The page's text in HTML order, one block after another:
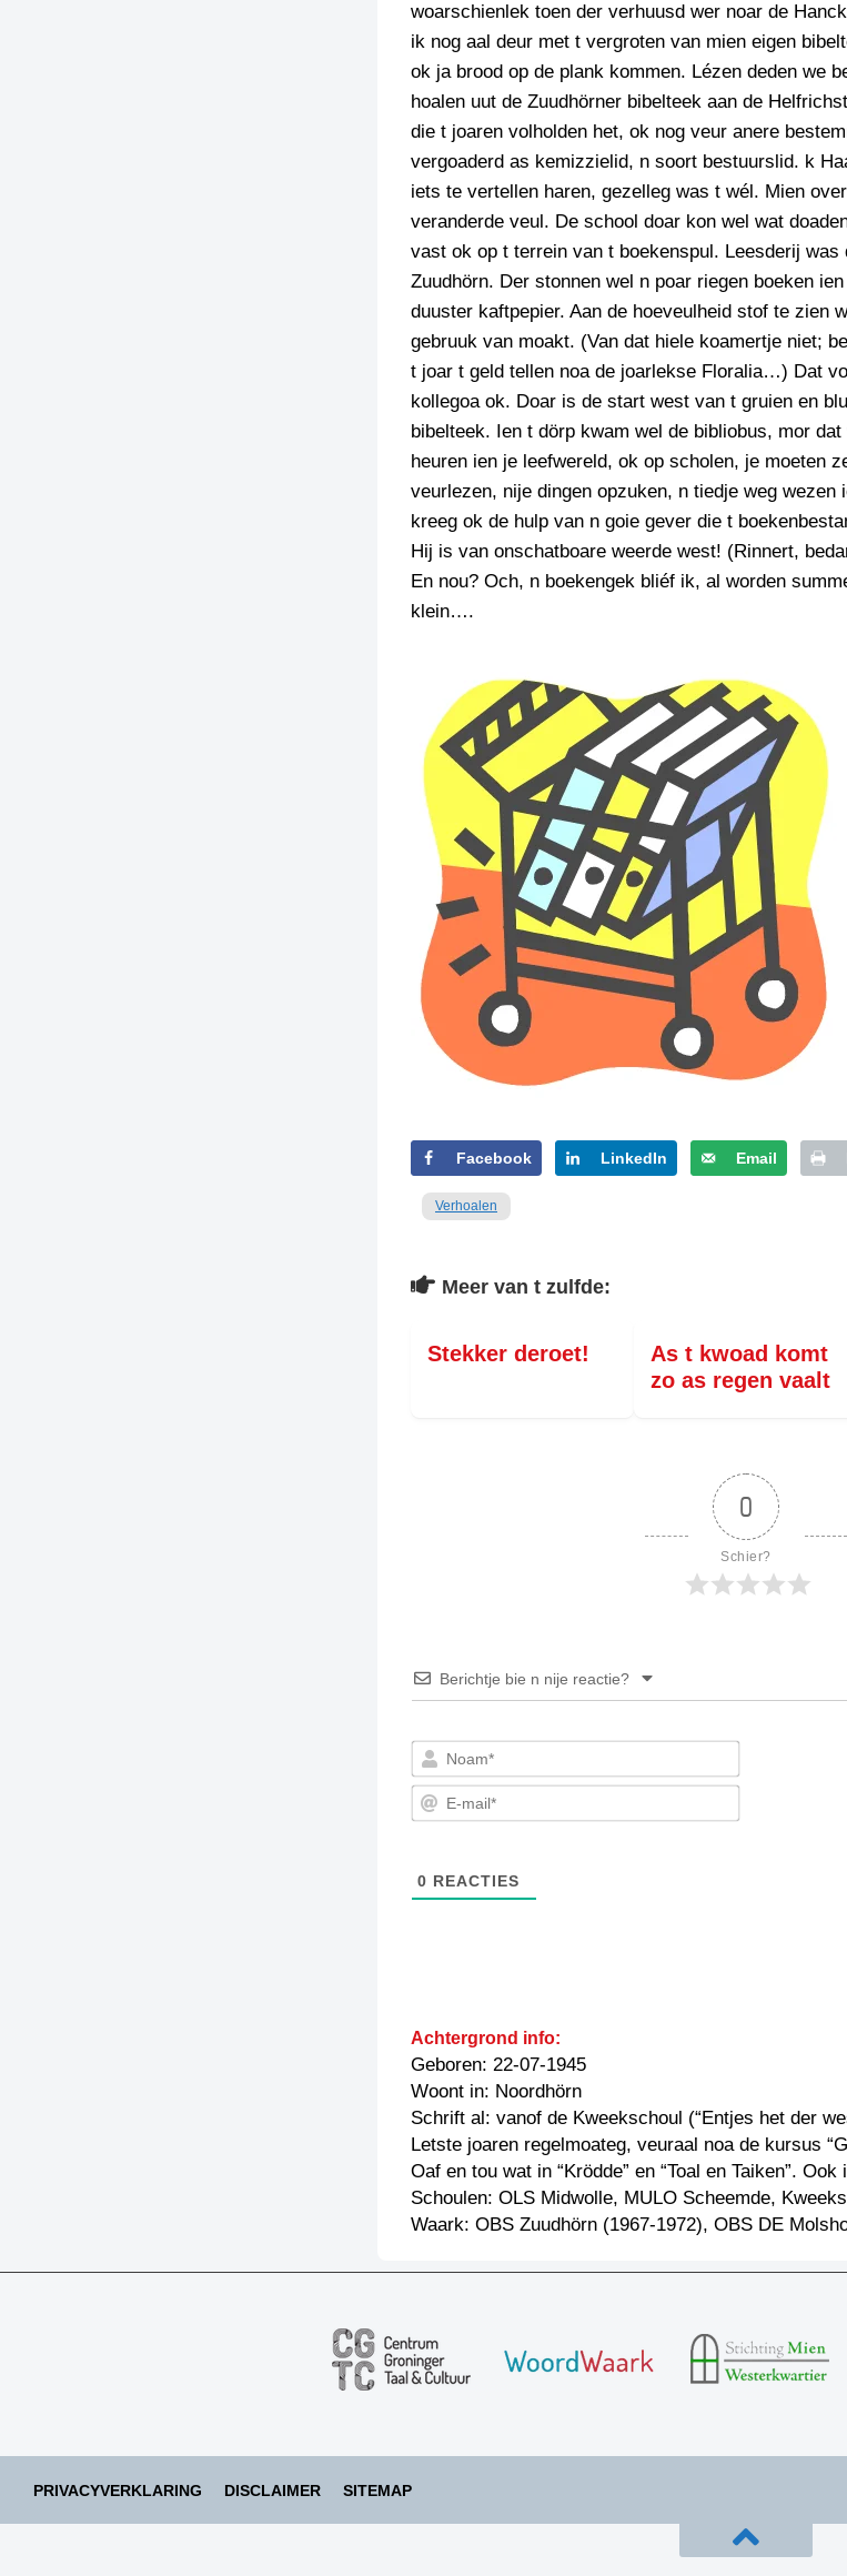
woarschienlek toen der verhuusd wer noar de
ik nog aal deur met t vergroten van mien eigen
ok ja brood op de plank kommen. Lézen deden we
hoalen uut de Zuudhörner bibelteek aan de
die t joaren volholden het, ok nog veur anere
vergoaderd as kemizzielid, n soort bestuurslid. k
iets te vertellen haren, gezelleg was t wél. Mien
veranderde veul. De school doar kon wel wat
vast ok op t terrein van t boekenspul. Leesderij was
Zuudhörn. Der stonnen wel n poar riegen boeken
duuster kaftpepier. Aan de hoeveulheid stof te zien
gebruuk van moakt. (Van dat hiele koamertje niet;
t joar t geld tellen noa de joarlekse Floralia…) Dat
kollegoa ok. Doar is de start west van t gruien en
bibelteek. Ien t dörp kwam wel de bibliobus, mor
heuren ien je leefwereld, ok op scholen, je moeten
veurlezen, nije dingen opzuken, n tiedje weg
kreeg ok de hulp van n goie gever die t
Hij is van onschatboare weerde west! (Rinnert,
En nou? Och, n boekengek bliéf ik, al worden
klein….
Facebook LinkedIn Email
Verhoalen
Meer van t zulfde:
Stekker deroet!
As t kwoad komt
zo as regen vaalt
0
Schier?
Berichtje bie n nije reactie?
Noam*
E-
0 REACTIES
Achtergrond info:
Geboren: 22-07-1945
Woont in: Noordhörn
Schrift al: vanof de Kweekschoul (“Entjes het der
Letste joaren regelmoateg, veuraal noa de kursus
Oaf en tou wat in “Krödde” en “Toal en Taiken”.
Schoulen: OLS Midwolle, MULO Scheemde,
Waark: OBS Zuudhörn (1967-1972), OBS DE
PRIVACYVERKLARING DISCLAIMER SITEMAP